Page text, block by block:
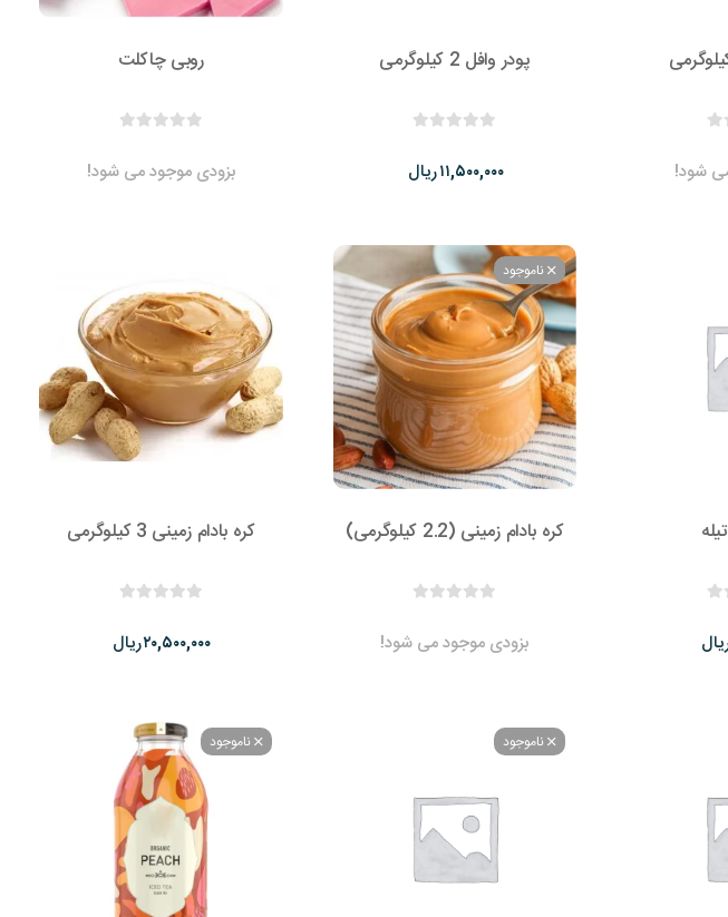
شود!
پودر وافل 2 کیلوگرمی
ریال۱۱,۵۰۰,۰۰۰
روبی چاکلت
بزودی موجود می شود!
ناموجود
کره بادام زمینی (2.2 کیلوگرمی)
بزودی موجود می شود!
کره بادام زمینی 3 کیلوگرمی
ریال۲۰,۵۰۰,۰۰۰
ناموجود ناموجود